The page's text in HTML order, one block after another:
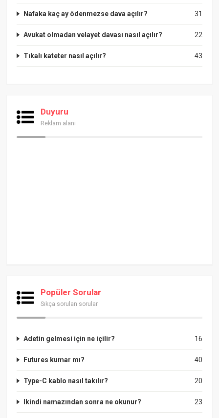
31
Nafaka kaç ay ödenmezse dava açılır?
22
Avukat olmadan velayet davası nasıl açılır?
43
Tıkalı kateter nasıl açılır?
Duyuru
Reklam alanı
Popüler Sorular
Sıkça sorulan sorular
16
Adetin gelmesi için ne içilir?
40
Futures kumar mı?
20
Type-C kablo nasıl takılır?
23
Ikindi namazından sonra ne okunur?